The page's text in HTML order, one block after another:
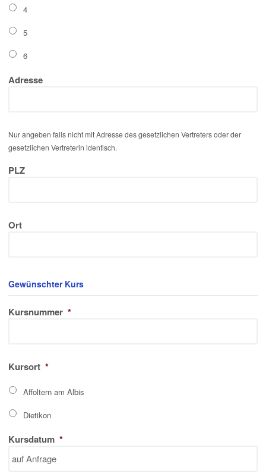
4
5
6
Adresse
Nur angeben falls nicht mit Adresse des gesetzlichen Vertreters oder der
gesetzlichen Vertreterin identisch.
PLZ
Ort
Gewünschter Kurs
Kursnummer *
Kursort *
Affoltern am Albis
Dietikon
Kursdatum *